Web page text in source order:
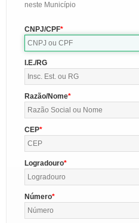
neste Município
CNPJ/CPF
I.E./RG
Razão/Nome
CEP
Logradouro
Número